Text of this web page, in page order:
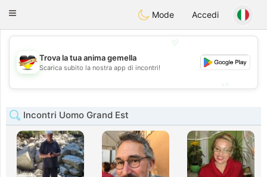
DeutschDating
Toggle
Mode Accedi
💖
💕
Trova la tua anima gemella
Scarica subito la nostra app di incontri!
Incontri Uomo Grand Est